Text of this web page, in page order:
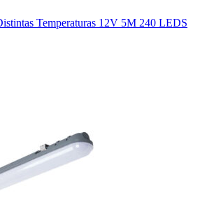
Temperaturas 12V 5M 240 LEDS